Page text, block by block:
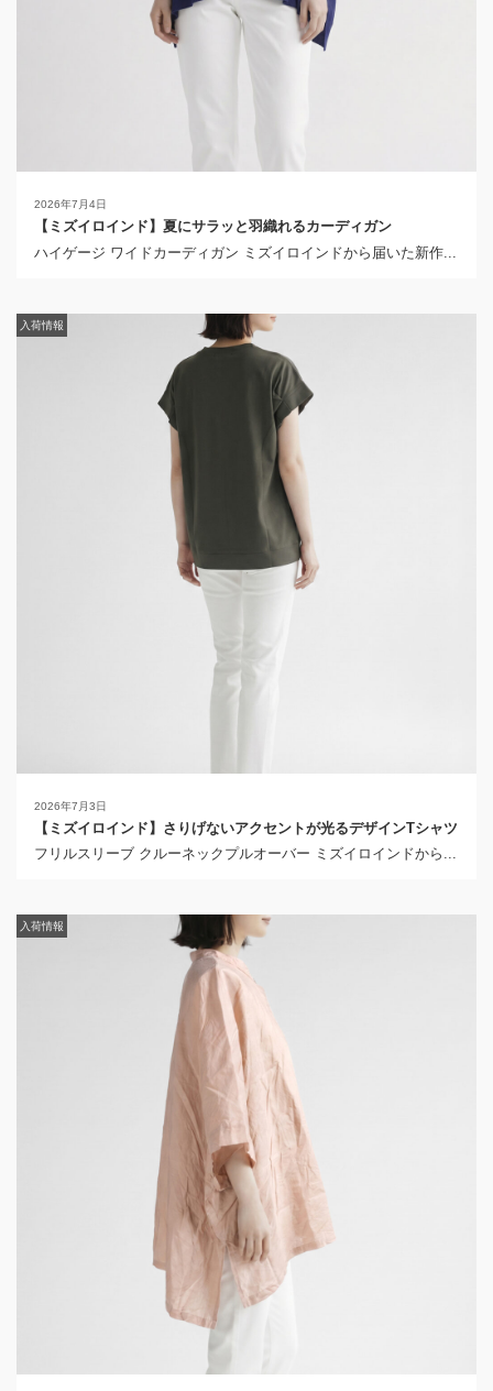
2026年7月4日
【ミズイロインド】夏にサラッと羽織れるカーディガン
ハイゲージ ワイドカーディガン ミズイロインドから届いた新作...
2026年7月3日
入荷情報
【ミズイロインド】さりげないアクセントが光るデザインTシャツ
フリルスリーブ クルーネックプルオーバー ミズイロインドから...
入荷情報